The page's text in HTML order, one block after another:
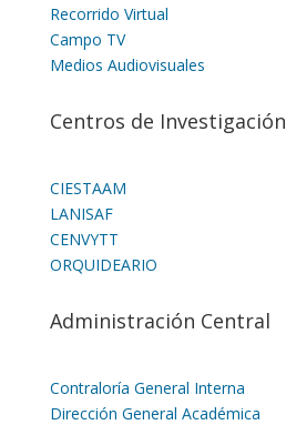
Recorrido Virtual
Campo TV
Medios Audiovisuales
Centros de Investigación
CIESTAAM
LANISAF
CENVYTT
ORQUIDEARIO
Administración Central
Contraloría General Interna
Dirección General Académica